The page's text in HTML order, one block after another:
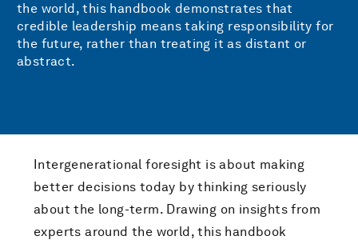
the world, this handbook demonstrates that
credible leadership means taking responsibility for
the future, rather than treating it as distant or
abstract.
Intergenerational foresight is about making
better decisions today by thinking seriously
about the long-term. Drawing on insights from
experts around the world, this handbook